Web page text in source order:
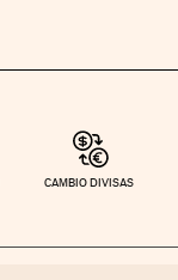
CAMBIO DIVISAS